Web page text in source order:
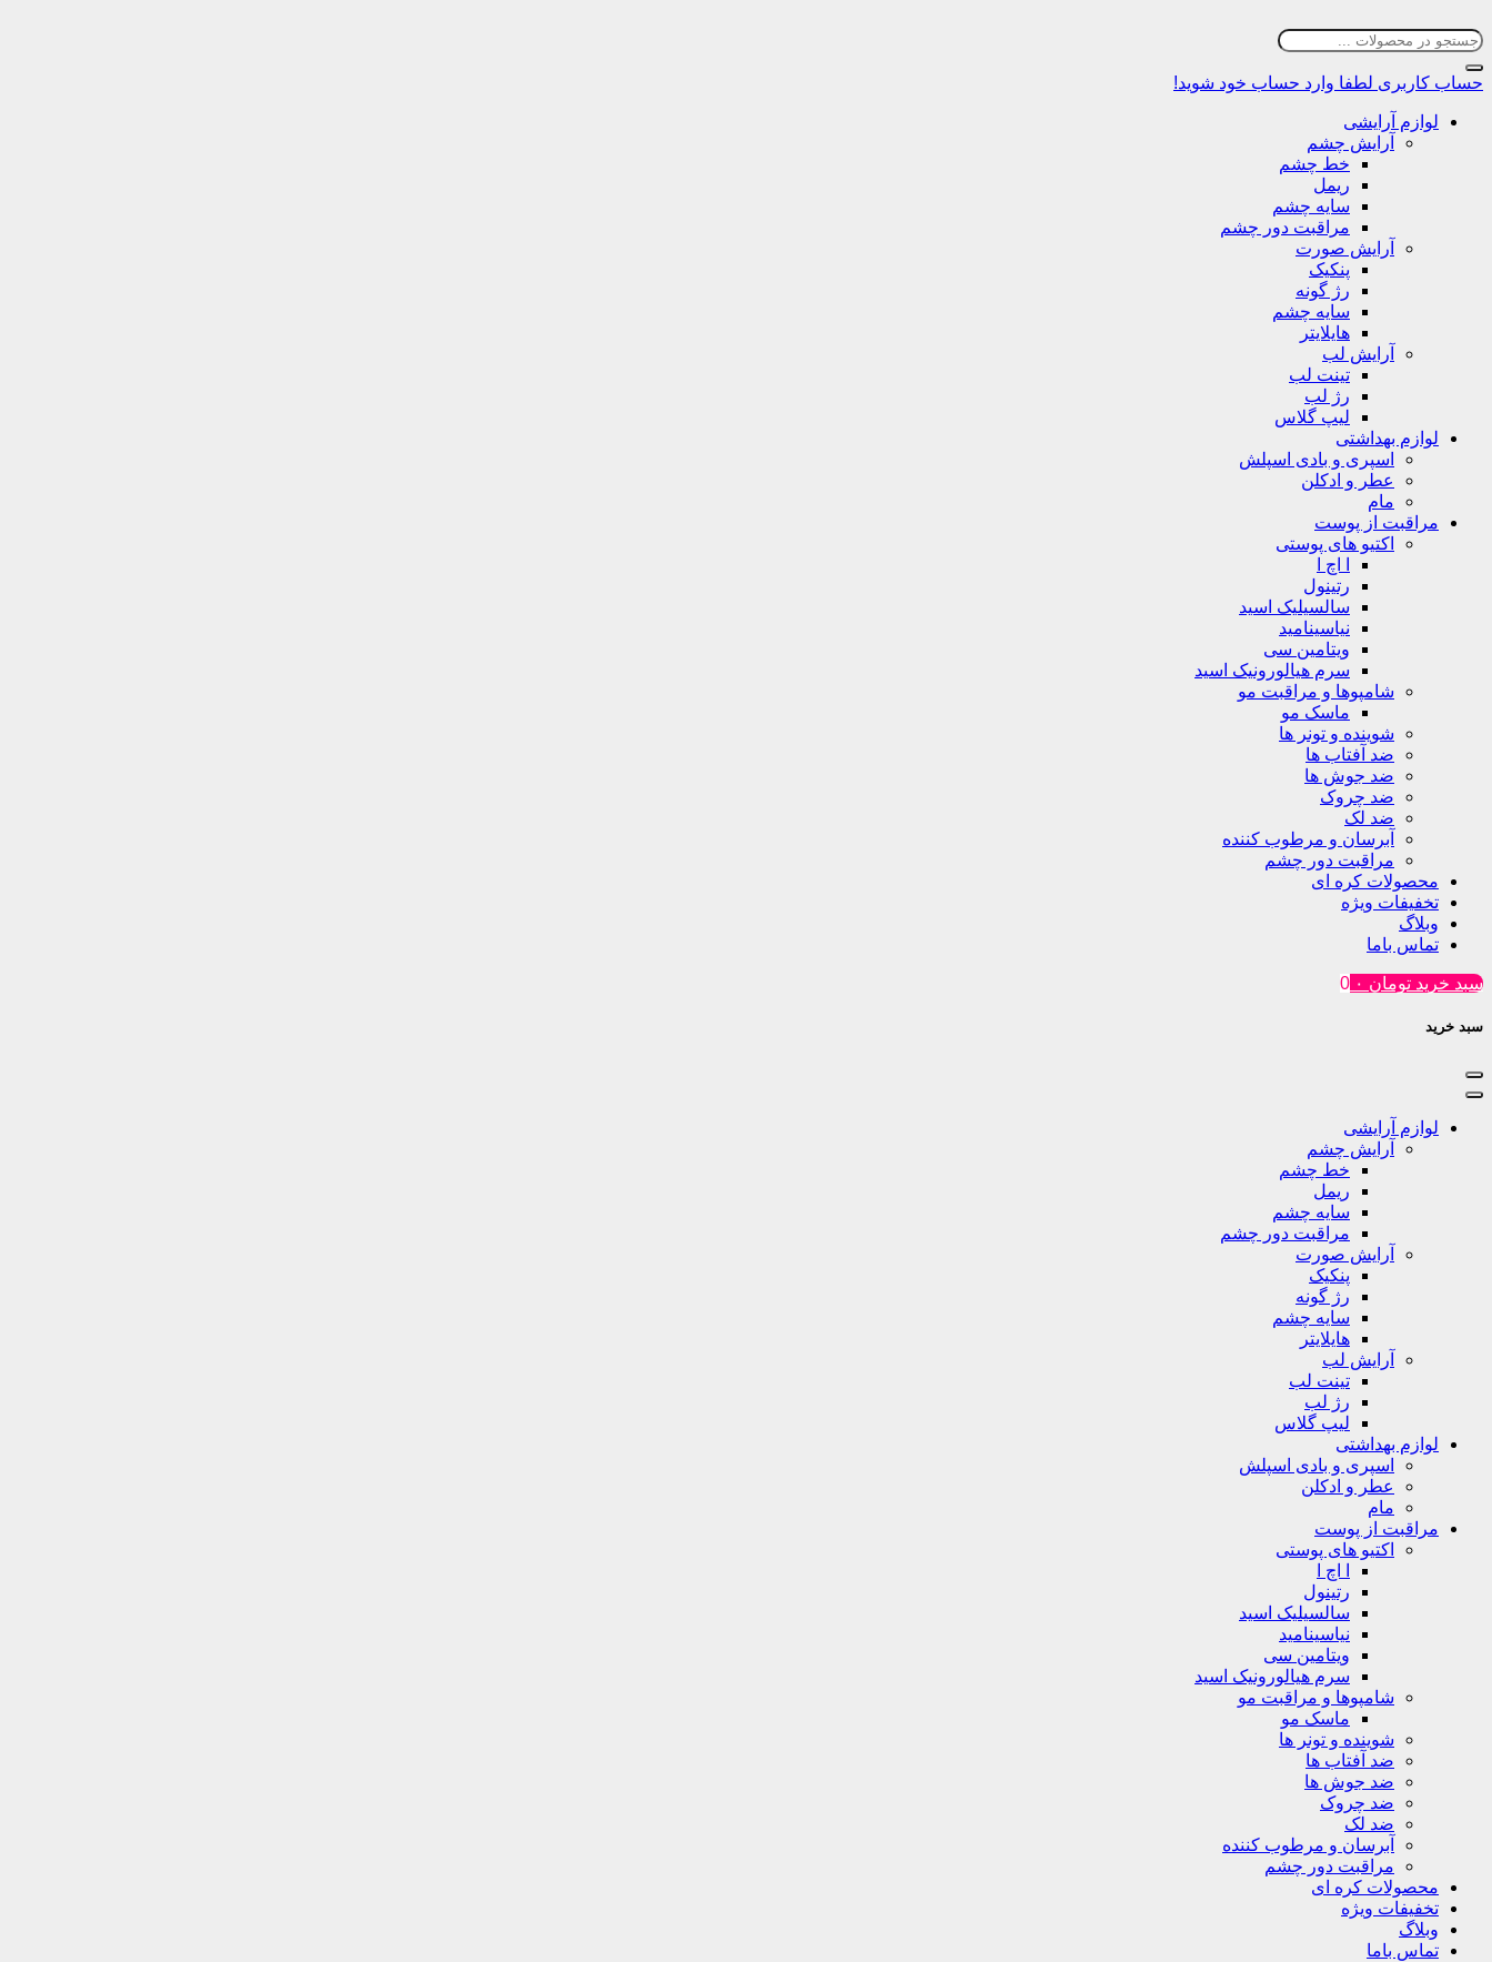
حساب کاربری لطفا وارد حساب خود شوید!
لوازم آرایشی
آرایش چشم
خط چشم
ریمل
سایه چشم
مراقبت دور چشم
آرایش صورت
پنکیک
رژ گونه
سایه چشم
هایلایتر
آرایش لب
تینت لب
رژ لب
لیپ گلاس
لوازم بهداشتی
اسپری و بادی اسپلش
عطر و ادکلن
مام
مراقبت از پوست
اکتیو های پوستی
ا اچ ا
رتینول
سالسیلیک اسید
نیاسینامید
ویتامین سی
سرم هیالورونیک اسید
شامپوها و مراقبت مو
ماسک مو
شوینده و تونر ها
ضد آفتاب ها
ضد جوش ها
ضد چروک
ضد لک
آبرسان و مرطوب کننده
مراقبت دور چشم
محصولات کره ای
تخفیفات ویژه
وبلاگ
تماس باما
سبد خرید تومان 0
سبد خرید
لوازم آرایشی
آرایش چشم
خط چشم
ریمل
سایه چشم
مراقبت دور چشم
آرایش صورت
پنکیک
رژ گونه
سایه چشم
هایلایتر
آرایش لب
تینت لب
رژ لب
لیپ گلاس
لوازم بهداشتی
اسپری و بادی اسپلش
عطر و ادکلن
مام
مراقبت از پوست
اکتیو های پوستی
ا اچ ا
رتینول
سالسیلیک اسید
نیاسینامید
ویتامین سی
سرم هیالورونیک اسید
شامپوها و مراقبت مو
ماسک مو
شوینده و تونر ها
ضد آفتاب ها
ضد جوش ها
ضد چروک
ضد لک
آبرسان و مرطوب کننده
مراقبت دور چشم
محصولات کره ای
تخفیفات ویژه
وبلاگ
تماس باما